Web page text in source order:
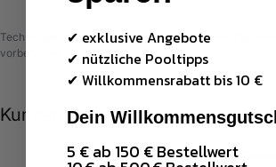
Technische Daten ohne Gewähr. Änderungen,
vorbehalten.
Kundenbewertungen
Schreiben Sie die erste
✔ exklusive Angebote
✔ nützliche Pooltipps
✔ Willkommensrabatt bis 10 €
Dein
5 € ab 150 € Bestellwert